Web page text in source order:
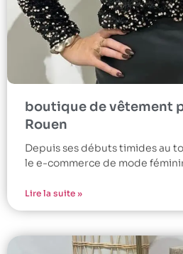
boutique de vêtement
Rouen
Depuis ses débuts timides au
le e-commerce de mode
Lire la suite »